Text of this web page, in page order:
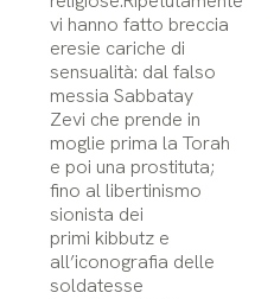
vi hanno fatto breccia
eresie cariche di
sensualità: dal falso
messia Sabbatay
Zevi che prende in
moglie prima la Torah
e poi una prostituta;
fino al libertinismo
sionista dei
primi kibbutz e
all’iconografia delle
soldatesse